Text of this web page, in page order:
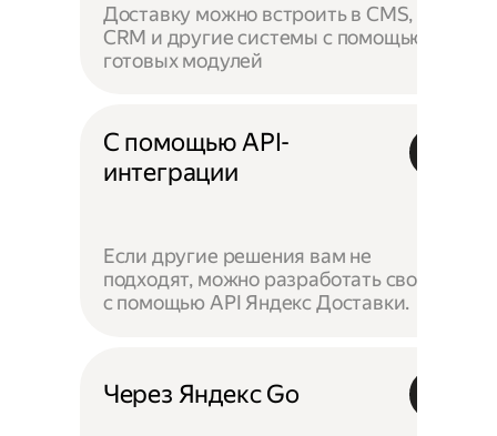
Доставку можно встроить в CMS,
CRM и другие системы с помощью
готовых модулей
С помощью API-
интеграции
Если другие решения вам не
подходят, можно разработать своё —
с помощью API Яндекс Доставки.
Через Яндекс Go